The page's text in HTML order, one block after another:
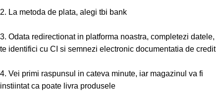
2. La metoda de plata, alegi tbi bank
3. Odata redirectionat in platforma noastra, completezi datele,
te identifici cu CI si semnezi electronic documentatia de credit
4. Vei primi raspunsul in cateva minute, iar magazinul va fi
instiintat ca poate livra produsele